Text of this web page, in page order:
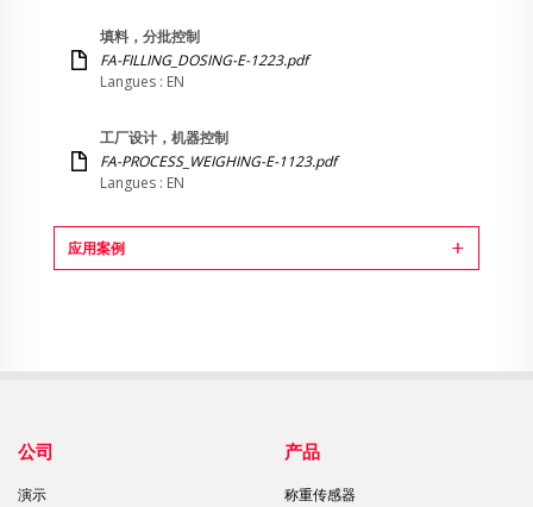
填料，分批控制
FA-FILLING_DOSING-E-1223.pdf
Langues : EN
工厂设计，机器控制
FA-PROCESS_WEIGHING-E-1123.pdf
Langues : EN
应用案例
公司
演示
产品
称重传感器